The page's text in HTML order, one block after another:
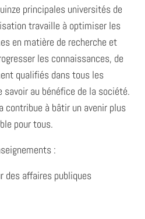
principales universités de
travaille à optimiser les
en matière de recherche et
les connaissances, de
qualifiés dans tous les
au bénéfice de la société.
contribue à bâtir un avenir plus
pour tous.
:
des affaires publiques